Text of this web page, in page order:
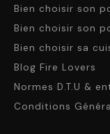
Bien choisir son
Bien choisir son
Bien choisir sa
Blog Fire Lovers
Normes D.T.U &
Conditions